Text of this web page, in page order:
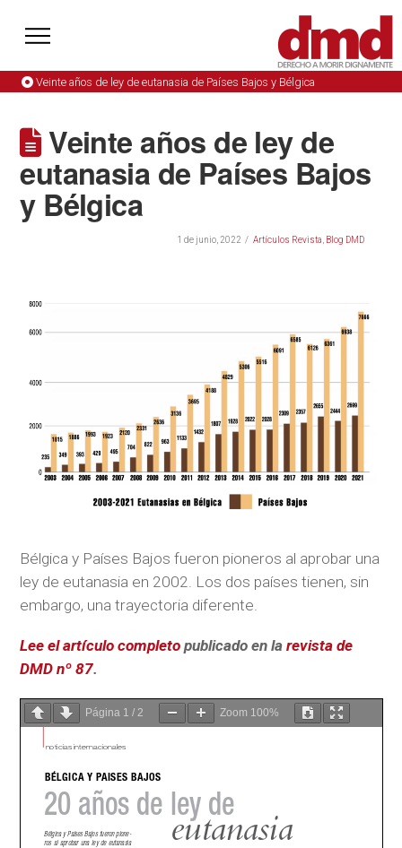
Veinte años de ley de eutanasia de Países Bajos y Bélgica
Veinte años de ley de
eutanasia de Países Bajos
y Bélgica
1 de junio, 2022 Artículos Revista Blog DMD
Bélgica y Países Bajos fueron pioneros al aprobar una
ley de eutanasia en 2002. Los dos países tienen, sin
embargo, una trayectoria diferente.
Lee el artículo completo publicado en larevista de
DMD nº 87.
Página 1 / 2 Zoom 100%